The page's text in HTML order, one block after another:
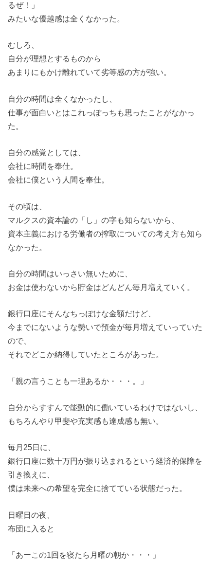
るぜ！」
みたいな優越感は全くなかった。
むしろ、
自分が理想とするものから
あまりにもかけ離れていて劣等感の方が強い。
自分の時間は全くなかったし、
仕事が面白いとはこれっぽっちも思ったことがなかっ
た。
自分の感覚としては、
会社に時間を奉仕。
会社に僕という人間を奉仕。
その頃は、
マルクスの資本論の「し」の字も知らないから、
資本主義における労働者の搾取についての考え方も知ら
なかった。
自分の時間はいっさい無いために、
お金は使わないから貯金はどんどん毎月増えていく。
銀行口座にそんなちっぽけな金額だけど、
今までにないような勢いで預金が毎月増えていっていた
ので、
それでどこか納得していたところがあった。
「親の言うことも一理あるか・・・。」
自分からすすんで能動的に働いているわけではないし、
もちろんやり甲斐や充実感も達成感も無い。
毎月25日に、
銀行口座に数十万円が振り込まれるという経済的保障を
引き換えに、
僕は未来への希望を完全に捨てている状態だった。
日曜日の夜、
布団に入ると
「あーこの1回を寝たら月曜の朝か・・・」